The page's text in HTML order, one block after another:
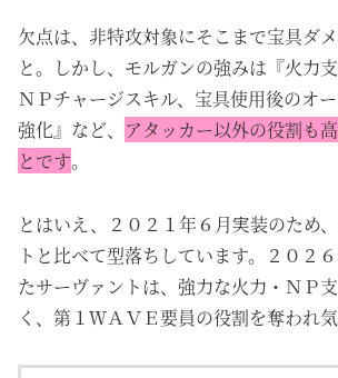
欠点は、非特攻対象にそこまで宝具ダ
と。しかし、モルガンの強みは『火力
ＮＰチャージスキル、宝具使用後のオ
強化』など、 アタッカー以外の役割も
とです。
とはいえ、２０２１年６月実装のため
トと比べて型落ちしています。２０２
たサーヴァントは、強力な火力・ＮＰ
く、第１ＷＡＶＥ要員の役割を奪われ気